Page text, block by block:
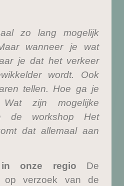
zo lang mogelijk
wanneer je wat
je dat het verkeer
wordt. Ook
tellen. Hoe ga je
zijn mogelijke
de workshop Het
dat allemaal aan
in onze regio De
op verzoek van de